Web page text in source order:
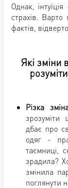
Однак,
страхів. Варто
фактів,
Які зміни
Різка
дбає про
одяг -
таємниці,
зрадила?
змінила
поглянути